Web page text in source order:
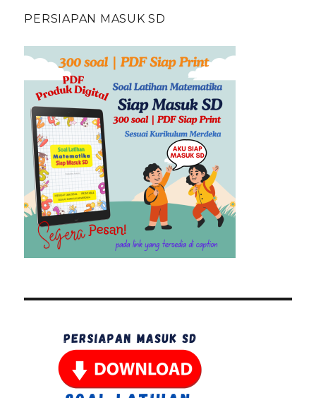
PERSIAPAN MASUK SD